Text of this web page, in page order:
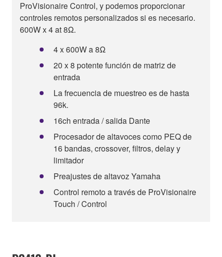
ProVisionaire Control, y podemos proporcionar
controles remotos personalizados si es necesario.
600W x 4 at 8Ω.
4 x 600W a 8Ω
20 x 8 potente función de matriz de
entrada
La frecuencia de muestreo es de hasta
96k.
16ch entrada / salida Dante
Procesador de altavoces como PEQ de
16 bandas, crossover, filtros, delay y
limitador
Preajustes de altavoz Yamaha
Control remoto a través de ProVisionaire
Touch / Control